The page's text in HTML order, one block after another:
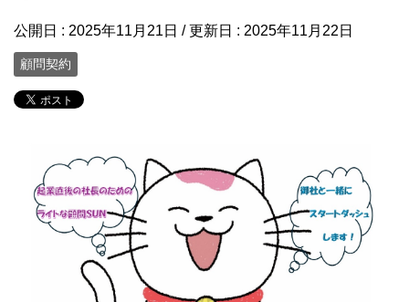
公開日 : 2025年11月21日 / 更新日 : 2025年11月22日
顧問契約